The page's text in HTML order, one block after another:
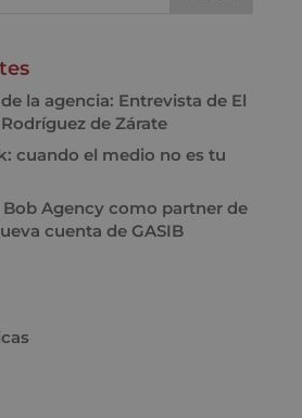
la agencia: Entrevista de El
de Zárate
cuando el medio no es tu
Agency como partner de
cuenta de GASIB